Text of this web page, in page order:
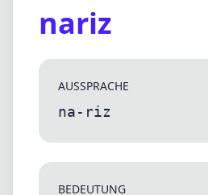
nariz
AUSSPRACHE
na-riz
BEDEUTUNG